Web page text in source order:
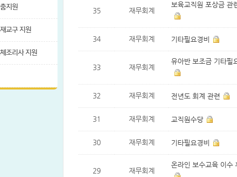
지원
교구 지원
조리사 지원
35 재무회계
34 재무회계 기타필요경비
33 재무회계
32 재무회계 전년도 회계 관련
31 재무회계 교직원수당
30 재무회계 기타필요경비
29 재무회계